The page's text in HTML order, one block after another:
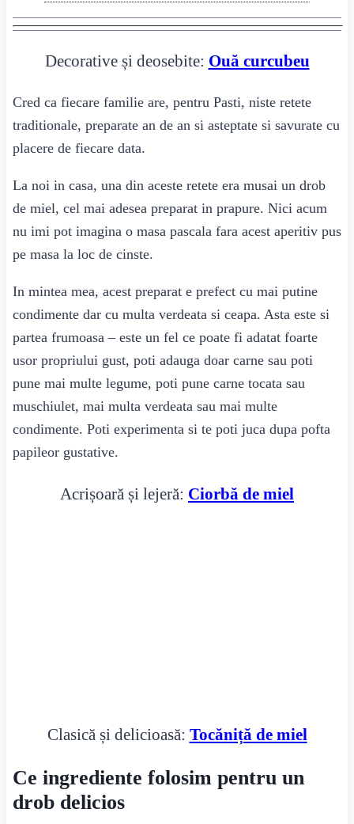
Decorative și deosebite: Ouă curcubeu
Cred ca fiecare familie are, pentru Pasti, niste retete
traditionale, preparate an de an si asteptate si savurate cu
placere de fiecare data.
La noi in casa, una din aceste retete era musai un drob
de miel, cel mai adesea preparat in prapure. Nici acum
nu imi pot imagina o masa pascala fara acest aperitiv pus
pe masa la loc de cinste.
In mintea mea, acest preparat e prefect cu mai putine
condimente dar cu multa verdeata si ceapa. Asta este si
partea frumoasa – este un fel ce poate fi adatat foarte
usor propriului gust, poti adauga doar carne sau poti
pune mai multe legume, poti pune carne tocata sau
muschiulet, mai multa verdeata sau mai multe
condimente. Poti experimenta si te poti juca dupa pofta
papileor gustative.
Acrișoară și lejeră: Ciorbă de miel
Clasică și delicioasă: Tocăniță de miel
Ce ingrediente folosim pentru un
drob delicios